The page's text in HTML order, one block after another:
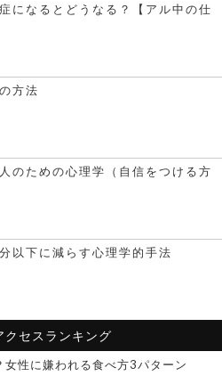
になるとどうなる？【アル中の仕
方法
のための心理学（自信をつける方
以下に減らす心理学的手法
クセスランキング
女性に嫌われる食べ方3パターン